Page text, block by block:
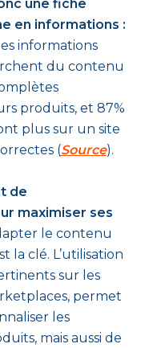
une fiche
en informations :
informations
du contenu
produits, et 87%
plus sur un site
(Source).
de
maximiser ses
le contenu
la clé. L’utilisation
sur les
permet
les
mais aussi de